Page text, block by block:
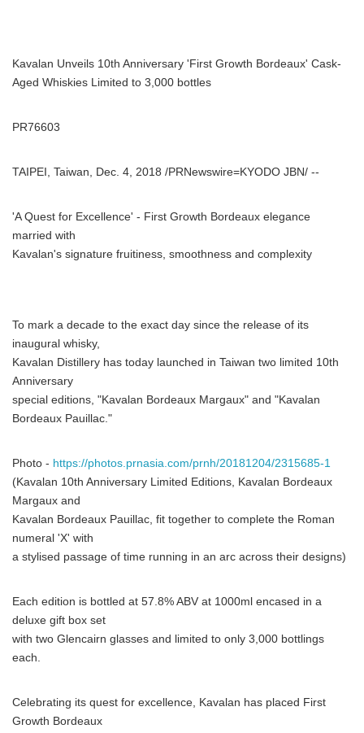
Kavalan Unveils 10th Anniversary 'First Growth Bordeaux' Cask-
Aged Whiskies Limited to 3,000 bottles
PR76603
TAIPEI, Taiwan, Dec. 4, 2018 /PRNewswire=KYODO JBN/ --
'A Quest for Excellence' - First Growth Bordeaux elegance
married with
Kavalan's signature fruitiness, smoothness and complexity
To mark a decade to the exact day since the release of its
inaugural whisky,
Kavalan Distillery has today launched in Taiwan two limited 10th
Anniversary
special editions, "Kavalan Bordeaux Margaux" and "Kavalan
Bordeaux Pauillac."
Photo - https://photos.prnasia.com/prnh/20181204/2315685-1
(Kavalan 10th Anniversary Limited Editions, Kavalan Bordeaux
Margaux and
Kavalan Bordeaux Pauillac, fit together to complete the Roman
numeral 'X' with
a stylised passage of time running in an arc across their designs)
Each edition is bottled at 57.8% ABV at 1000ml encased in a
deluxe gift box set
with two Glencairn glasses and limited to only 3,000 bottlings
each.
Celebrating its quest for excellence, Kavalan has placed First
Growth Bordeaux